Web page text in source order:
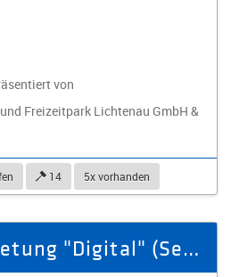
von
Freizeitpark Lichtenau GmbH &
14 5x vorhanden
Fotobox Vermietung "Digital" (Selbstabholer)